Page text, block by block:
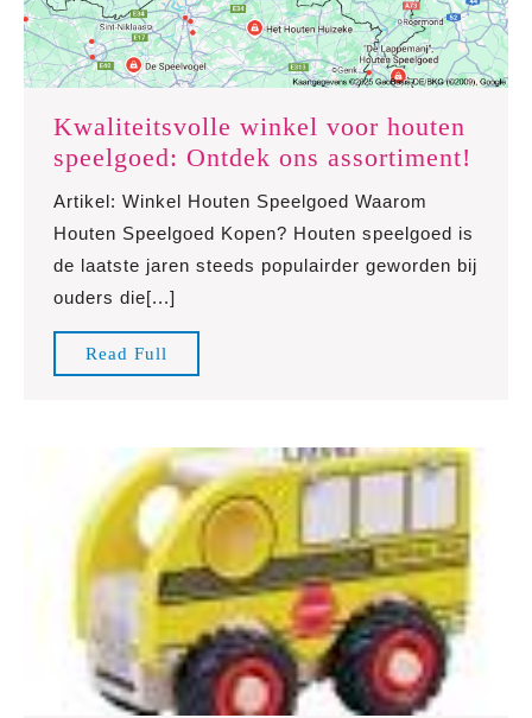
Kwaliteitsvolle winkel voor houten
speelgoed: Ontdek ons assortiment!
Artikel: Winkel Houten Speelgoed Waarom
Houten Speelgoed Kopen? Houten speelgoed is
de laatste jaren steeds populairder geworden bij
ouders die[...]
Read Full
Full